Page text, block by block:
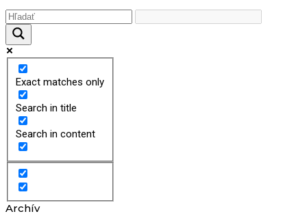
Exact matches only
Search in title
Search in content
Archív